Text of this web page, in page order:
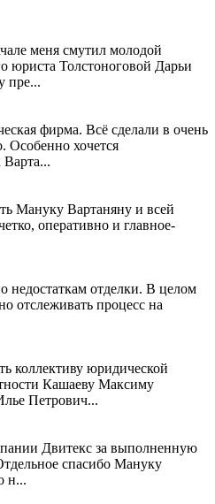
меня смутил молодой
юриста Толстоноговой Дарьи
пре...
фирма. Всё сделали в очень
Особенно хочется
Варта...
Мануку Вартаняну и всей
оперативно и главное-
отделки. В целом
отслеживать процесс на
коллективу юридической
Кашаеву Максиму
Петрович...
Двитекс за выполненную
спасибо Мануку
н...